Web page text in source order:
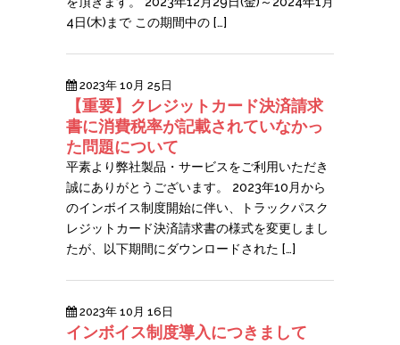
4日(木)まで この期間中の […]
2023年 10月 25日
【重要】クレジットカード決済請求
書に消費税率が記載されていなかっ
た問題について
平素より弊社製品・サービスをご利用いただき
誠にありがとうございます。 2023年10月から
のインボイス制度開始に伴い、トラックパスク
レジットカード決済請求書の様式を変更しまし
たが、以下期間にダウンロードされた […]
2023年 10月 16日
インボイス制度導入につきまして